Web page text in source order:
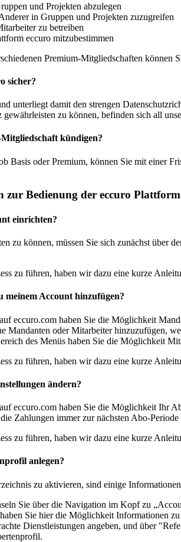
und Projekten abzulegen
in Gruppen und Projekten zuzugreifen
zu betreiben
eccuro mitzubestimmen
Premium-Mitgliedschaften können
sicher?
unterliegt damit den strengen
zu können, befinden sich all
kündigen?
Basis oder Premium, können Sie mit einer
Bedienung der eccuro Plattform
einrichten?
zu können, müssen Sie sich zunächst über
zu führen, haben wir dazu eine kurze
Account hinzufügen?
eccuro.com haben Sie die Möglichkeit
Mandanten oder Mitarbeiter hinzuzufügen,
des Menüs haben Sie die Möglichkeit
zu führen, haben wir dazu eine kurze
ändern?
eccuro.com haben Sie die Möglichkeit Ihr
Zahlungen immer zur nächsten Abo-Periode
zu führen, haben wir dazu eine kurze
anlegen?
zu aktivieren, sind einige
Sie über die Navigation im Kopf zu
Sie hier die Möglichkeit Informationen
Dienstleistungen angeben, und über